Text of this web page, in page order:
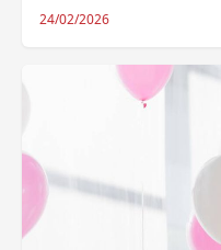
24/02/2026